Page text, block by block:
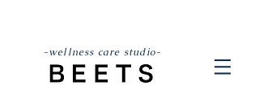
-wellness care studio-